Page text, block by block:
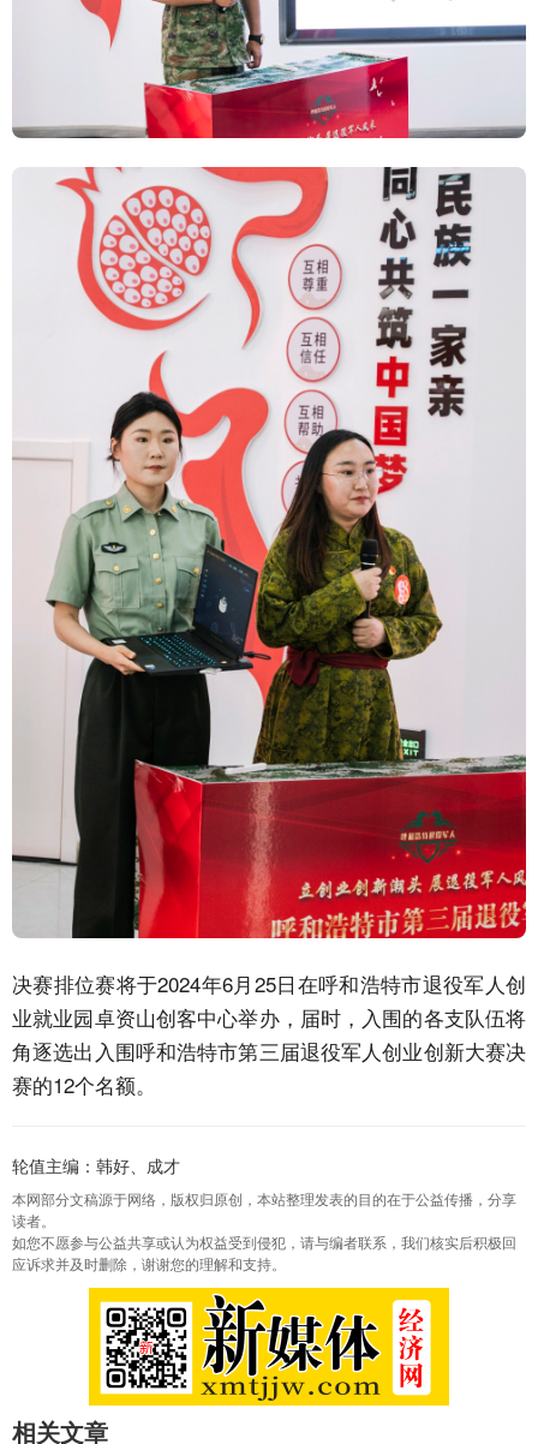
决赛排位赛将于2024年6月25日在呼和浩特市退役军人创
业就业园卓资山创客中心举办，届时，入围的各支队伍将
角逐选出入围呼和浩特市第三届退役军人创业创新大赛决
赛的12个名额。
轮值主编：韩好、成才
本网部分文稿源于网络，版权归原创，本站整理发表的目的在于公益传播，分享
读者。
如您不愿参与公益共享或认为权益受到侵犯，请与编者联系，我们核实后积极回
应诉求并及时删除，谢谢您的理解和支持。
相关文章